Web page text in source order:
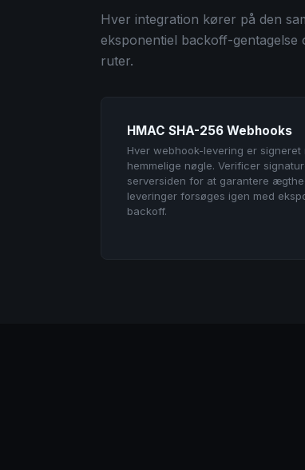
Hver integration kører på den
eksponentiel backoff-
ruter.
HMAC SHA-256 Webhooks
Hver webhook-levering er signeret
hemmelige nøgle. Verificer
serversiden for at garantere
leveringer forsøges igen med
backoff.